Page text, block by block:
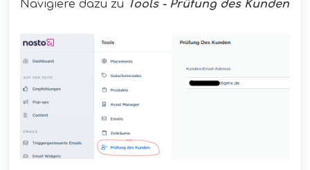
Navigiere dazu zu Tools - Prüfung des Kunden